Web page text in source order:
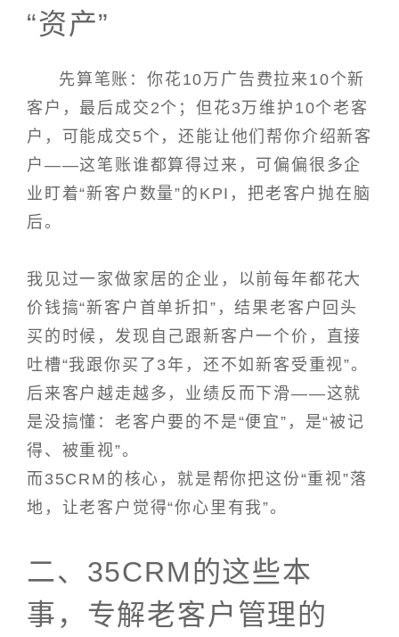
“资产”
先算笔账：你花10万广告费拉来10个新
客户，最后成交2个；但花3万维护10个老客
户，可能成交5个，还能让他们帮你介绍新客
户——这笔账谁都算得过来，可偏偏很多企
业盯着“新客户数量”的KPI，把老客户抛在脑
后。
我见过一家做家居的企业，以前每年都花大
价钱搞“新客户首单折扣”，结果老客户回头
买的时候，发现自己跟新客户一个价，直接
吐槽“我跟你买了3年，还不如新客受重视”。
后来客户越走越多，业绩反而下滑——这就
是没搞懂：老客户要的不是“便宜”，是“被记
得、被重视”。
而35CRM的核心，就是帮你把这份“重视”落
地，让老客户觉得“你心里有我”。
二、35CRM的这些本
事，专解老客户管理的